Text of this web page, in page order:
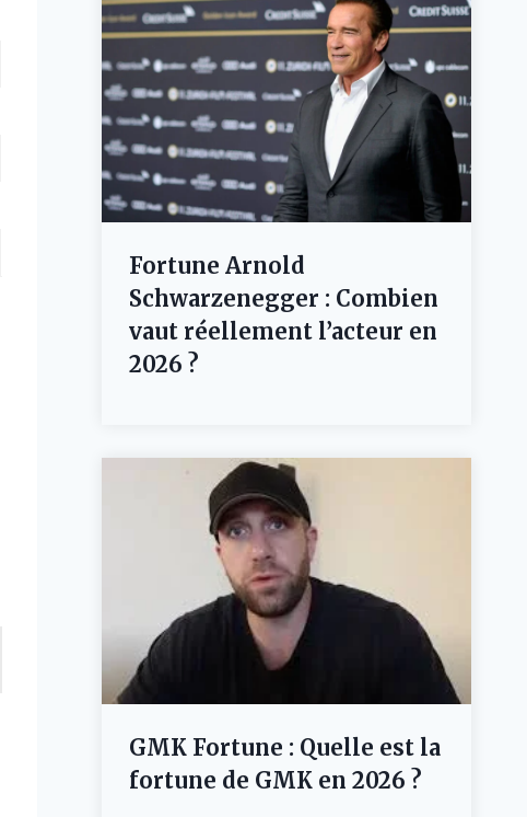
Fortune Arnold
Schwarzenegger : Combien
vaut réellement l’acteur en
2026 ?
GMK Fortune : Quelle est la
fortune de GMK en 2026 ?